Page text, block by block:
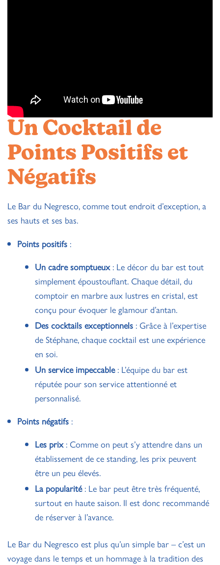
Un Cocktail de
Points Positifs et
Négatifs
Le Bar du Negresco, comme tout endroit d’exception, a
ses hauts et ses bas.
Points positifs :
Un cadre somptueux: Le décor du bar est tout
simplement époustouflant. Chaque détail, du
comptoir en marbre aux lustres en cristal, est
conçu pour évoquer le glamour d’antan.
Des cocktails exceptionnels : Grâce à l’expertise
de Stéphane, chaque cocktail est une expérience
en soi.
Un service impeccable: L’équipe du bar est
réputée pour son service attentionné et
personnalisé.
Points négatifs :
Les prix: Comme on peut s’y attendre dans un
établissement de ce standing, les prix peuvent
être un peu élevés.
La popularité: Le bar peut être très fréquenté,
surtout en haute saison. Il est donc recommandé
de réserver à l’avance.
Le Bar du Negresco est plus qu’un simple bar – c’est un
voyage dans le temps et un hommage à la tradition des